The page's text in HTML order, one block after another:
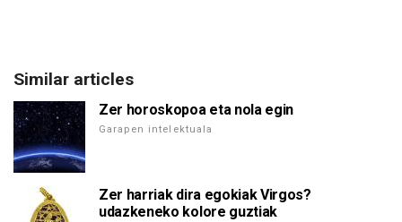
Similar articles
Zer horoskopoa eta nola egin
Garapen intelektuala
Zer harriak dira egokiak Virgos?
udazkeneko kolore guztiak